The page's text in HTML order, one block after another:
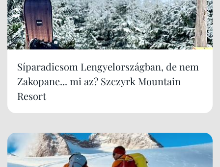
Síparadicsom Lengyelországban, de nem
Zakopane... mi az? Szczyrk Mountain
Resort